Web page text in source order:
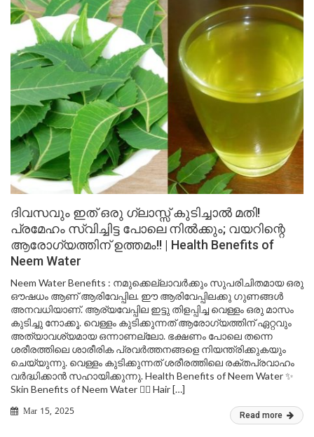
ദിവസവും ഇത് ഒരു ഗ്ലാസ്സ് കുടിച്ചാൽ മതി!
പ്രമേഹം സ്വിച്ചിട്ട പോലെ നിൽക്കും; വയറിന്റെ
ആരോഗ്യത്തിന് ഉത്തമം!! | Health Benefits of
Neem Water
Neem Water Benefits : നമുക്കെല്ലാവർക്കും സുപരിചിതമായ ഒരു
ഔഷധം ആണ് ആരിവേപ്പില. ഈ ആരിവേപ്പിലക്കു ഗുണങ്ങൾ
അനവധിയാണ്. ആര്യവേപ്പില ഇട്ടു തിളപ്പിച്ച വെള്ളം ഒരു മാസം
കുടിച്ചു നോക്കൂ. വെള്ളം കുടിക്കുന്നത് ആരോഗ്യത്തിന് ഏറ്റവും
അത്യാവശ്യമായ ഒന്നാണല്ലോ. ഭക്ഷണം പോലെ തന്നെ
ശരീരത്തിലെ ശാരീരിക പ്രവർത്തനങ്ങളെ നിയന്ത്രിക്കുകയും
ചെയ്യുന്നു. വെള്ളം കുടിക്കുന്നത് ശരീരത്തിലെ രക്തപ്രവാഹം
വർദ്ധിക്കാൻ സഹായിക്കുന്നു. Health Benefits of Neem Water ✨
Skin Benefits of Neem Water 💆‍♀️ Hair […]
Mar 15, 2025 Read more